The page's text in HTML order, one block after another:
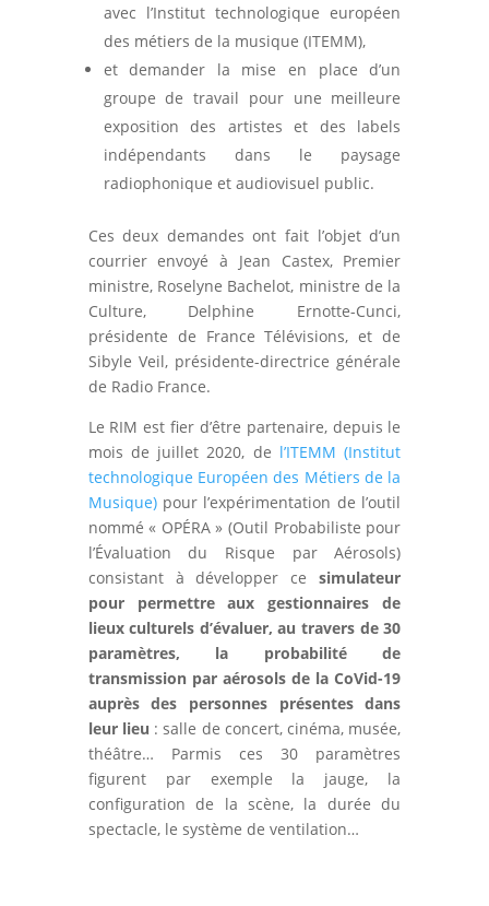
avec l’Institut technologique européen
des métiers de la musique (ITEMM),
et demander la mise en place d’un
groupe de travail pour une meilleure
exposition des artistes et des labels
indépendants dans le paysage
radiophonique et audiovisuel public.
Ces deux demandes ont fait l’objet d’un
courrier envoyé à Jean Castex, Premier
ministre, Roselyne Bachelot, ministre de la
Culture, Delphine Ernotte-Cunci,
présidente de France Télévisions, et de
Sibyle Veil, présidente-directrice générale
de Radio France.
Le RIM est fier d’être partenaire, depuis le
mois de juillet 2020, de l’ITEMM (Institut
technologique Européen des Métiers de la
Musique)pour l’expérimentation de l’outil
nommé « OPÉRA » (Outil Probabiliste pour
l’Évaluation du Risque par Aérosols)
consistant à développer ce simulateur
pour permettre aux gestionnaires de
lieux culturels d’évaluer, au travers de 30
paramètres, la probabilité de
transmission par aérosols de la CoVid-19
auprès des personnes présentes dans
leur lieu : salle de concert, cinéma, musée,
théâtre… Parmis ces 30 paramètres
figurent par exemple la jauge, la
configuration de la scène, la durée du
spectacle, le système de ventilation…